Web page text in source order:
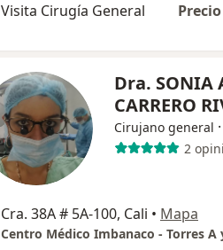
Visita Cirugía General
Dra. SONIA
CARRERO
Cirujano general ·
2
Cra. 38A # 5A-100, Cali • Mapa
Centro Médico Imbanaco - Torres A